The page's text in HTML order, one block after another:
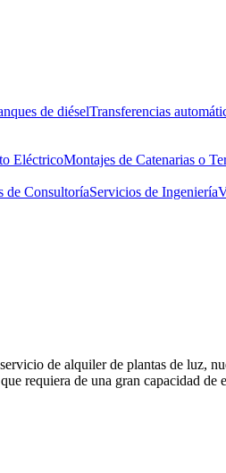
de diéselTransferencias
EléctricoMontajes de Catenarias o
de ConsultoríaServicios de Ingeniería
de alquiler de plantas de luz,
requiera de una gran capacidad de